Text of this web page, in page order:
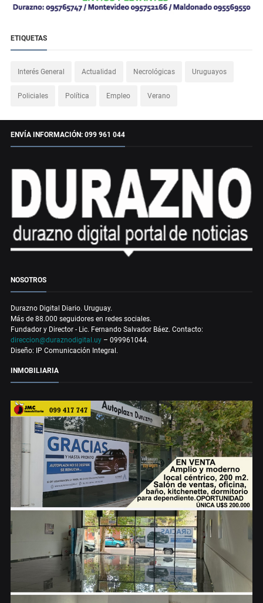
ETIQUETAS
Interés General Actualidad Necrológicas Uruguayos
Policiales Política Empleo Verano
ENVÍA INFORMACIÓN: 099 961 044
NOSOTROS
Durazno Digital Diario. Uruguay.
Más de 88.000 seguidores en redes sociales.
Fundador y Director - Lic. Fernando Salvador Báez. Contacto:
direccion@duraznodigital.uy – 099961044.
Diseño: IP Comunicación Integral.
INMOBILIARIA